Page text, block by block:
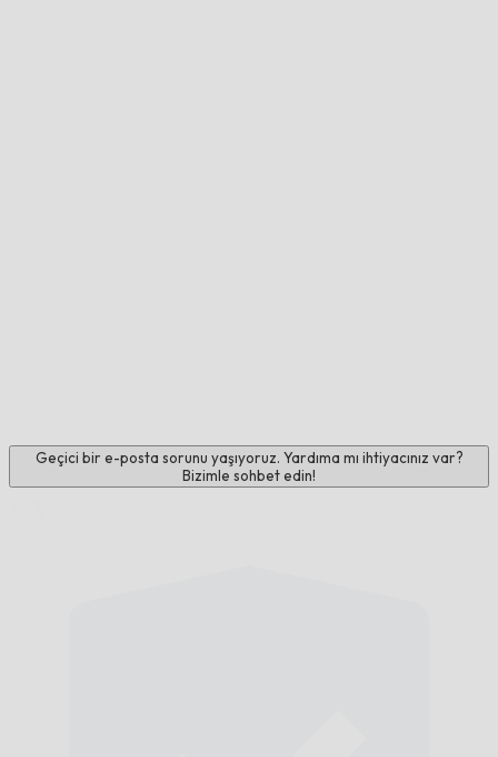
Geçici bir e-posta sorunu yaşıyoruz. Yardıma mı ihtiyacınız var?
Bizimle sohbet edin!